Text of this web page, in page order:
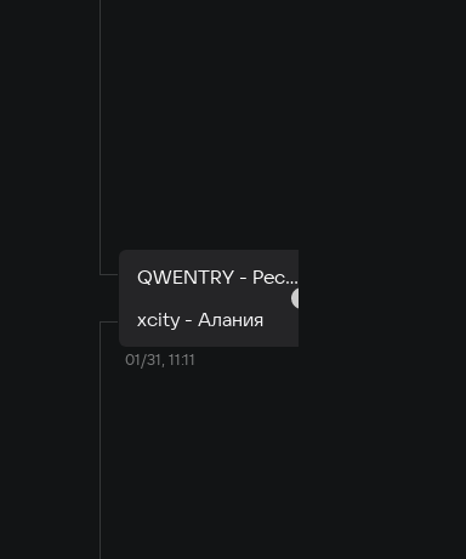
QWENTRY - Республика Саха
xcity - Алания
01/31, 11:11